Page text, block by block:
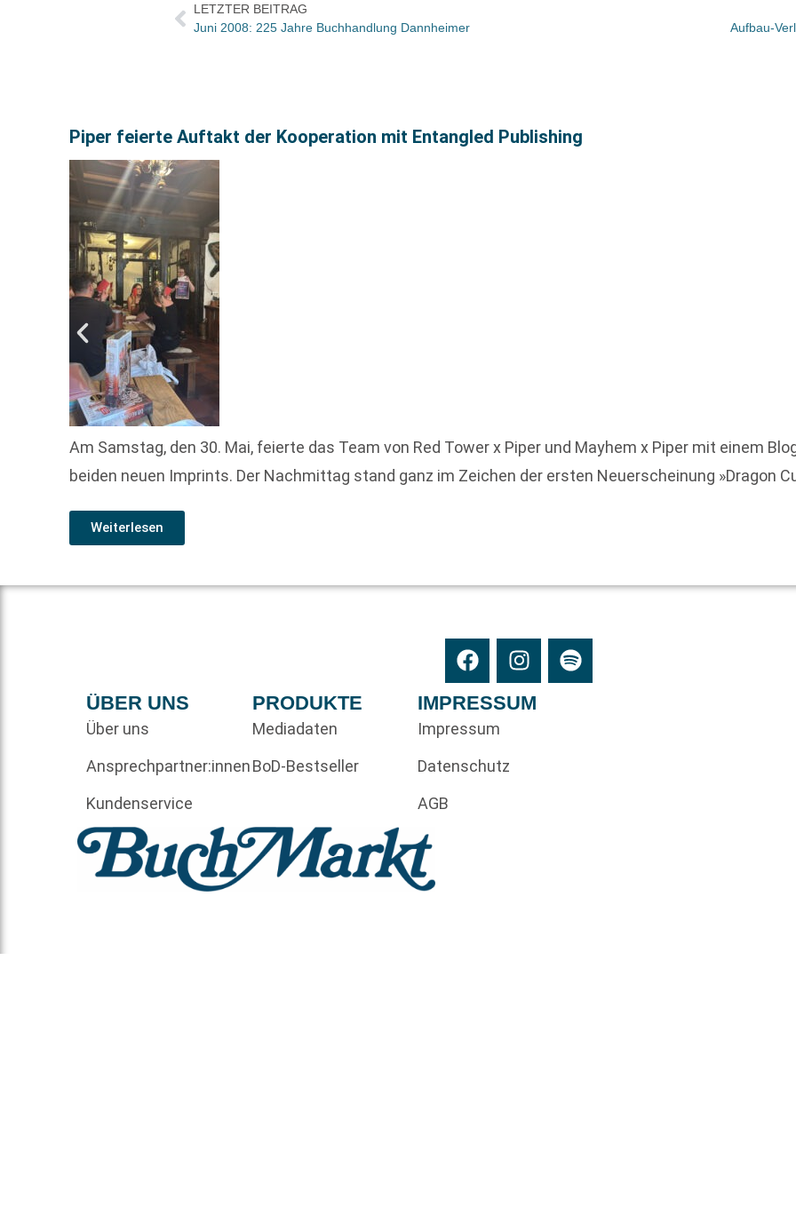
LETZTER BEITRAG
Juni 2008: 225 Jahre Buchhandlung Dannheimer
Aufbau-
Piper feierte Auftakt der Kooperation mit Entangled Publishing
Am Samstag, den 30. Mai, feierte das Team von Red Tower x Piper und Mayhem x Piper mit einem
beiden neuen Imprints. Der Nachmittag stand ganz im Zeichen der ersten Neuerscheinung »Dragon
Weiterlesen
ÜBER UNS
Über uns
Ansprechpartner:innen
Kundenservice
PRODUKTE
Mediadaten
BoD-Bestseller
IMPRESSUM
Impressum
Datenschutz
AGB